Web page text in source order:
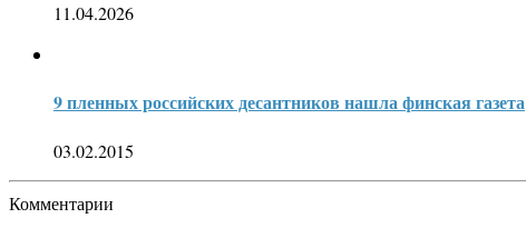
11.04.2026
9 пленных российских десантников нашла финская газета
03.02.2015
Комментарии